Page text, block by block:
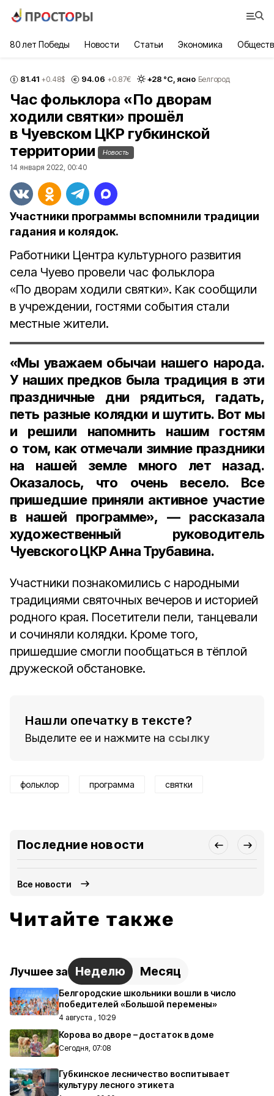
80 лет Победы Новости Статьи Экономика
81.41 +0.48$ 94.06 +0.87€ +28 °С, ясно Белгород
Час фольклора «По дворам
ходили святки» прошёл
в Чуевском ЦКР губкинской
территории
Новость
14 января 2022, 00:40
Участники программы вспомнили традиции
гадания и колядок.
Работники Центра культурного развития
села Чуево провели час фольклора
«По дворам ходили святки». Как сообщили
в учреждении, гостями события стали
местные жители.
«Мы уважаем обычаи нашего народа.
У наших предков была традиция в эти
праздничные дни рядиться, гадать,
петь разные колядки и шутить. Вот мы
и решили напомнить нашим гостям
о том, как отмечали зимние праздники
на нашей земле много лет назад.
Оказалось, что очень весело. Все
пришедшие приняли активное участие
в нашей программе», — рассказала
художественный руководитель
Чуевского ЦКР Анна Трубавина.
Участники познакомились с народными
традициями святочных вечеров и историей
родного края. Посетители пели, танцевали
и сочиняли колядки. Кроме того,
пришедшие смогли пообщаться в тёплой
дружеской обстановке.
Нашли опечатку в тексте?
Выделите ее и нажмите на ссылку
фольклор программа святки
Последние новости
Все новости
Читайте также
Лучшее за Неделю Месяц
Белгородские школьники вошли в число
победителей «Большой перемены»
4 августа , 10:29
Корова во дворе – достаток в доме
Сегодня, 07:08
Губкинское лесничество воспитывает
культуру лесного этикета